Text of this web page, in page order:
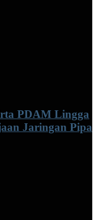
PDAM Lingga
Jaringan Pipa